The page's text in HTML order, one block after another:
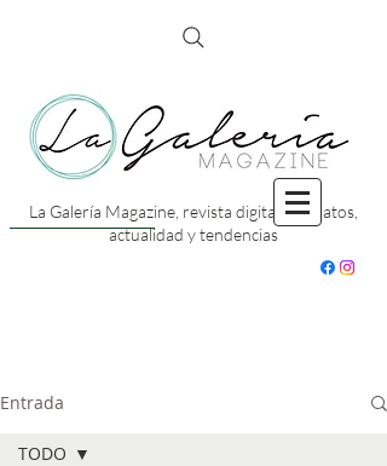
La Galería Magazine, revista digital con datos,
actualidad y tendencias
Entrada
TODO